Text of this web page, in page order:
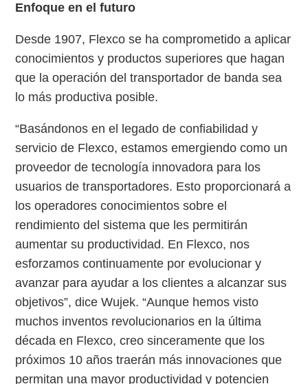
Enfoque en el futuro
Desde 1907, Flexco se ha comprometido a aplicar
conocimientos y productos superiores que hagan
que la operación del transportador de banda sea
lo más productiva posible.
“Basándonos en el legado de confiabilidad y
servicio de Flexco, estamos emergiendo como un
proveedor de tecnología innovadora para los
usuarios de transportadores. Esto proporcionará a
los operadores conocimientos sobre el
rendimiento del sistema que les permitirán
aumentar su productividad. En Flexco, nos
esforzamos continuamente por evolucionar y
avanzar para ayudar a los clientes a alcanzar sus
objetivos”, dice Wujek. “Aunque hemos visto
muchos inventos revolucionarios en la última
década en Flexco, creo sinceramente que los
próximos 10 años traerán más innovaciones que
permitan una mayor productividad y potencien